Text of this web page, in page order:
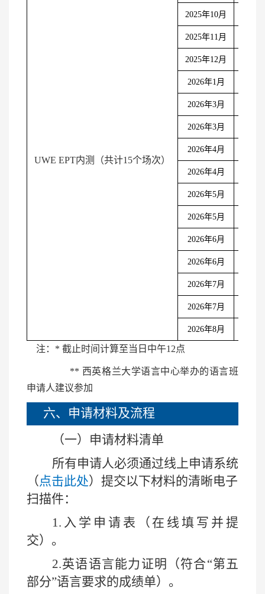
UWE EPT内测（共计15个场次）
2025年10月
2025年11月
2025年12月
2026年1月
2026年3月
2026年3月
2026年4月
2026年4月
2026年5月
2026年5月
2026年6月
2026年6月
2026年7月
2026年7月
2026年8月
注： * 截止时间计算至当日中午12点
** 西英格兰大学语言中心举办的语言班
申请人建议参加
六、申请材料及流程
（一）申请材料清单
所有申请人必须通过线上申请系统
（点击此处）提交以下材料的清晰电子
扫描件：
1. 入学申请表（在线填写并提
交）。
2.英语语言能力证明（符合“第五
部分”语言要求的成绩单）。